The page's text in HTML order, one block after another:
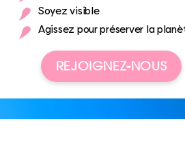
Soyez visible
Agissez pour préserver la
REJOIGNEZ-NOUS